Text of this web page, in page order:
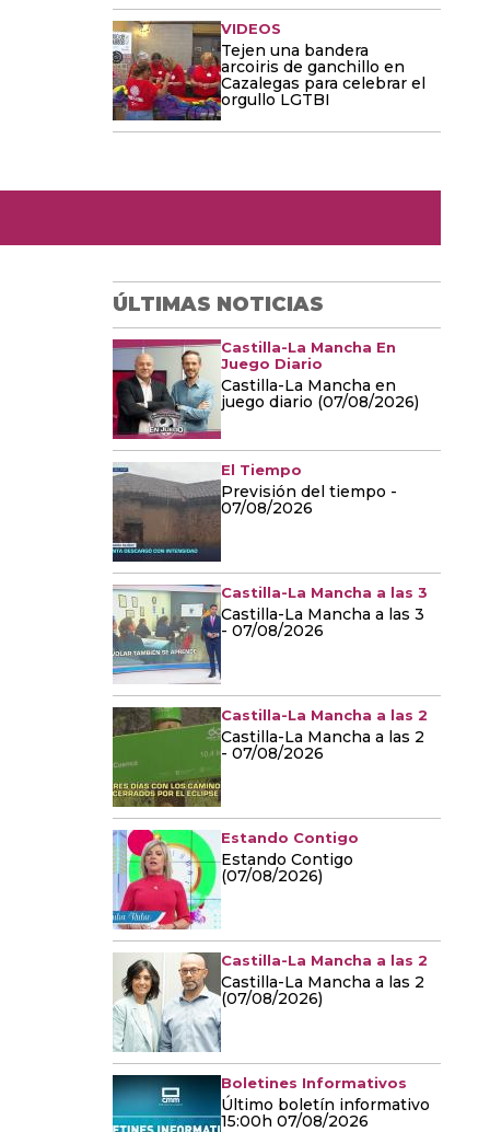
VIDEOS
Tejen una bandera
arcoiris de ganchillo en
Cazalegas para celebrar el
orgullo LGTBI
ÚLTIMAS NOTICIAS
Castilla-La Mancha En
Juego Diario
Castilla-La Mancha en
juego diario (07/08/2026)
El Tiempo
Previsión del tiempo -
07/08/2026
Castilla-La Mancha a las 3
Castilla-La Mancha a las 3
- 07/08/2026
Castilla-La Mancha a las 2
Castilla-La Mancha a las 2
- 07/08/2026
Estando Contigo
Estando Contigo
(07/08/2026)
Castilla-La Mancha a las 2
Castilla-La Mancha a las 2
(07/08/2026)
Boletines Informativos
Último boletín informativo
15:00h 07/08/2026